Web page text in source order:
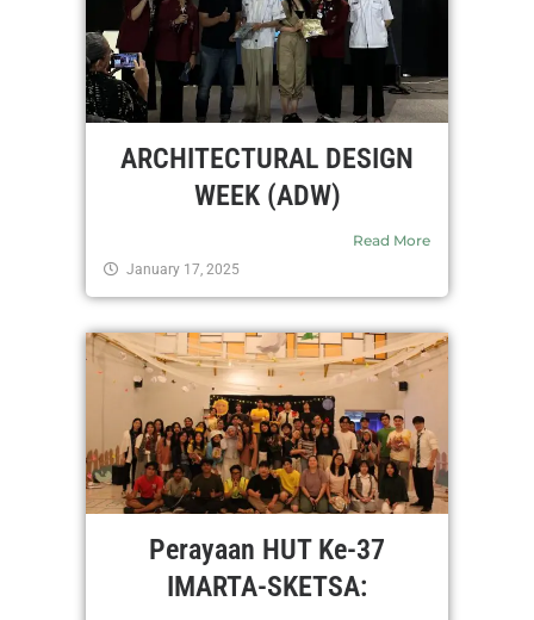
ARCHITECTURAL DESIGN
WEEK (ADW)
Read More
January 17, 2025
Perayaan HUT Ke-37
IMARTA-SKETSA: